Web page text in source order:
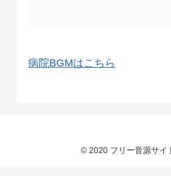
病院BGMはこちら
© 2020 フリー音源サイ